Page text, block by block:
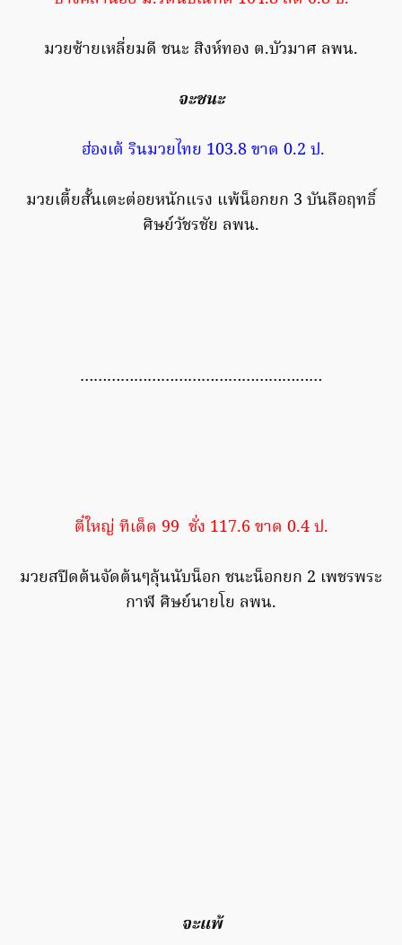
มวยซ้ายเหลี่ยมดี ชนะ สิงห์ทอง ต.บัวมาศ ลพน.
จะชนะ
ฮ่องเต้ รินมวยไทย 103.8 ขาด 0.2 ป.
มวยเตี้ยสั้นเตะต่อยหนักแรง แพ้น็อกยก 3 บันลือฤทธิ์
ศิษย์วัชรชัย ลพน.
………………………………………………
ตี๋ใหญ่ ทีเด็ด 99 ชั่ง 117.6 ขาด 0.4 ป.
มวยสปีดต้นจัดต้นๆลุ้นนับน็อก ชนะน็อกยก 2 เพชรพระ
กาฬ ศิษย์นายโย ลพน.
จะแพ้